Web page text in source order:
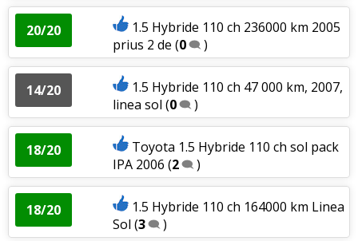
20/20
1.5 Hybride 110 ch 236000 km 2005
prius 2 de (0 )
14/20
1.5 Hybride 110 ch 47 000 km, 2007,
linea sol (0 )
18/20
Toyota 1.5 Hybride 110 ch sol pack
IPA 2006 (2 )
18/20
1.5 Hybride 110 ch 164000 km Linea
Sol (3 )